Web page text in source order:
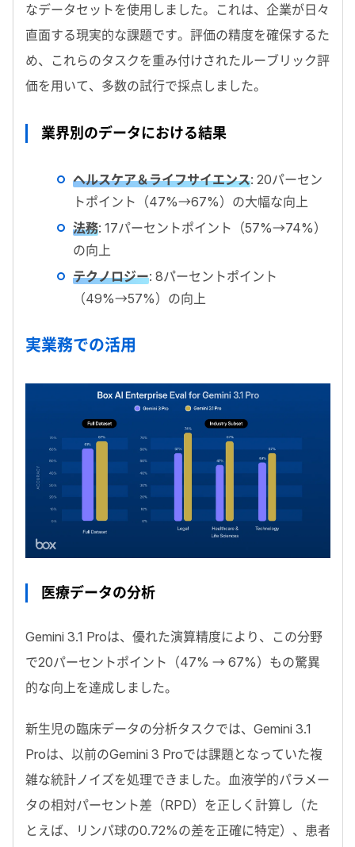
なデータセットを使用しました。これは、企業が日々
直面する現実的な課題です。評価の精度を確保するた
め、これらのタスクを重み付けされたルーブリック評
価を用いて、多数の試行で採点しました。
業界別のデータにおける結果
ヘルスケア＆ライフサイエンス: 20パーセン
トポイント（47%→67%）の大幅な向上
法務: 17パーセントポイント（57%→74%）
の向上
テクノロジー: 8パーセントポイント
（49%→57%）の向上
実業務での活用
医療データの分析
Gemini 3.1 Proは、優れた演算精度により、この分野
で20パーセントポイント（47% → 67%）もの驚異
的な向上を達成しました。
新生児の臨床データの分析タスクでは、 Gemini 3.1
Proは、以前のGemini 3 Proでは課題となっていた複
雑な統計ノイズを処理できました。血液学的パラメー
タの相対パーセント差（RPD）を正しく計算し（た
とえば、リンパ球の0.72%の差を正確に特定）、患者